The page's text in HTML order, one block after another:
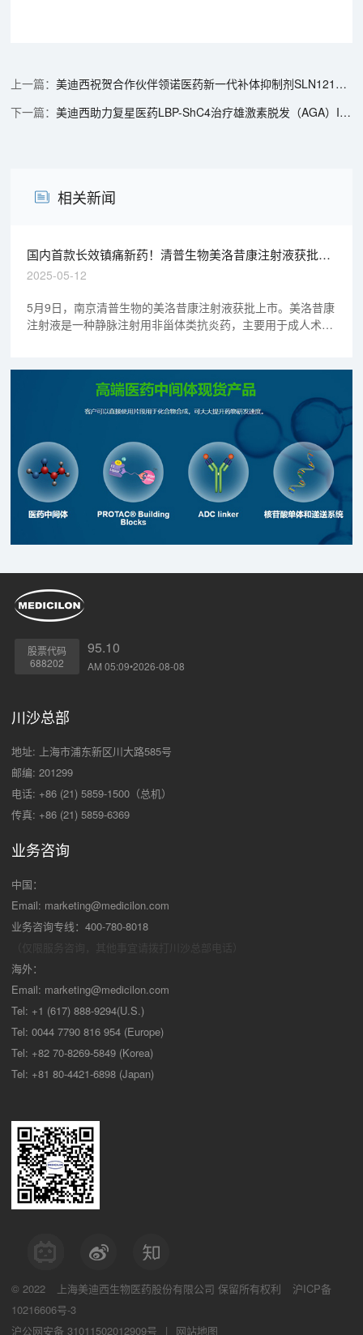
美迪西祝贺合作伙伴领诺医药新一代补体抑制剂SLN12140启动一期临床研究
美迪西助力复星医药LBP-ShC4治疗雄激素脱发（AGA）I期临床试验获FDA批准
相关新闻
国内首款长效镇痛新药！清普生物美洛昔康注射液获批上
市 | 1分钟药闻速览
2025-05-12
5月9日，南京清普生物的美洛昔康注射液获批上市。美洛昔康
注射液是一种静脉注射用非甾体类抗炎药，主要用于成人术后
股票代码
688202
95.10
AM 05:09•2026-08-08
川沙总部
地址: 上海市浦东新区川大路585号
邮编: 201299
电话: +86 (21) 5859-1500（总机）
传真: +86 (21) 5859-6369
业务咨询
中国：
Email: marketing@medicilon.com
业务咨询专线：400-780-8018
海外：
Email: marketing@medicilon.com
Tel: +1 (617) 888-9294(U.S.)
Tel: 0044 7790 816 954 (Europe)
Tel: +82 70-8269-5849 (Korea)
Tel: +81 80-4421-6898 (Japan)
© 2022 上海美迪西生物医药股份有限公司 保留所有权利
沪ICP备
10216606号-3
沪公网安备 31011502012909号
| 网站地图